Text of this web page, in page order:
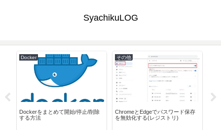
SyachikuLOG
Docker
Dockerをまとめて開始/停止/削除
する方法
その他
ChromeとEdgeでパスワード保存
を無効化する(レジストリ)